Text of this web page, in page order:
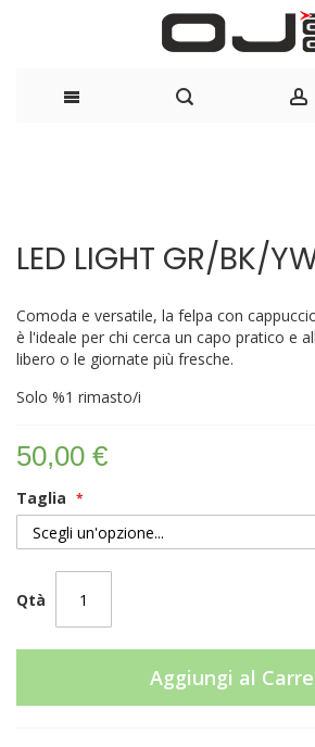
fine
di
immagini
della
immagini
LED LIGHT GR/BK/
Comoda e versatile, la felpa con
è l'ideale per chi cerca un capo pratico e
libero o le giornate più fresche.
Solo %1 rimasto/i
50,00 €
Taglia
Qtà
Aggiungi al